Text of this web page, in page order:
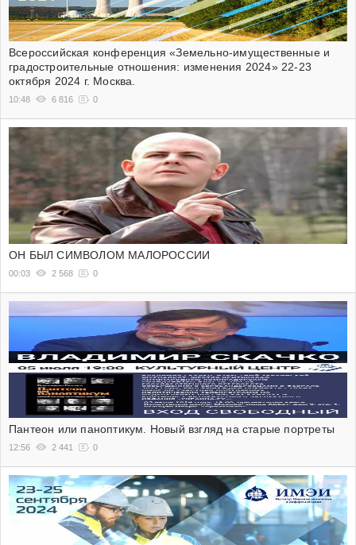
Всероссийская конференция «Земельно-имущественные и
градостроительные отношения: изменения 2024» 22-23
октября 2024 г. Москва.
10:48 6 816 0
ОН БЫЛ СИМВОЛОМ МАЛОРОССИИ
00:03 2 568 0
Пантеон или паноптикум. Новый взгляд на старые портреты
12:56 2 441 0